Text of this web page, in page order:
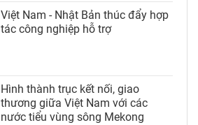
Việt Nam - Nhật Bản thúc đẩy hợp
tác công nghiệp hỗ trợ
Hình thành trục kết nối, giao
thương giữa Việt Nam với các
nước tiểu vùng sông Mekong